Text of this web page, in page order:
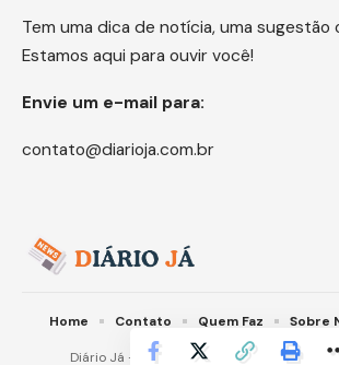
Tem uma dica de notícia, uma sugestão
Estamos aqui para ouvir você!
Envie um e-mail para:
contato@diarioja.com.br
Diário Já - contato@diarioja.com.br-
Home Contato Quem Faz Sobre